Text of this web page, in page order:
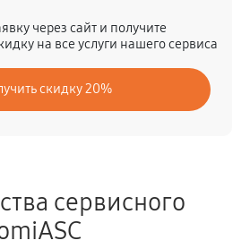
80 минут
60 минут
через сайт и получите
на все услуги нашего сервиса
скидку 20%
сервисного